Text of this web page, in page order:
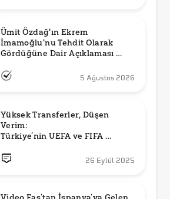
Ümit Özdağ'ın Ekrem
İmamoğlu'nu Tehdit Olarak
Gördüğüne Dair Açıklaması
5 Ağustos 2026
Yüksek Transferler, Düşen
Verim:
Türkiye’nin UEFA ve FIFA
26 Eylül 2025